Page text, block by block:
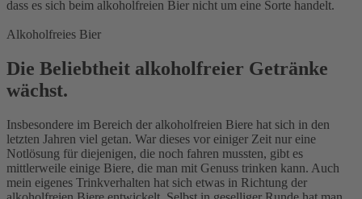
dass es sich beim alkoholfreien Bier nicht um eine Sorte handelt.
Alkoholfreies Bier
Die Beliebtheit alkoholfreier Getränke
wächst.
Insbesondere im Bereich der alkoholfreien Biere hat sich in den
letzten Jahren viel getan. War dieses vor einiger Zeit nur eine
Notlösung für diejenigen, die noch fahren mussten, gibt es
mittlerweile einige Biere, die man mit Genuss trinken kann. Auch
mein eigenes Trinkverhalten hat sich etwas in Richtung der